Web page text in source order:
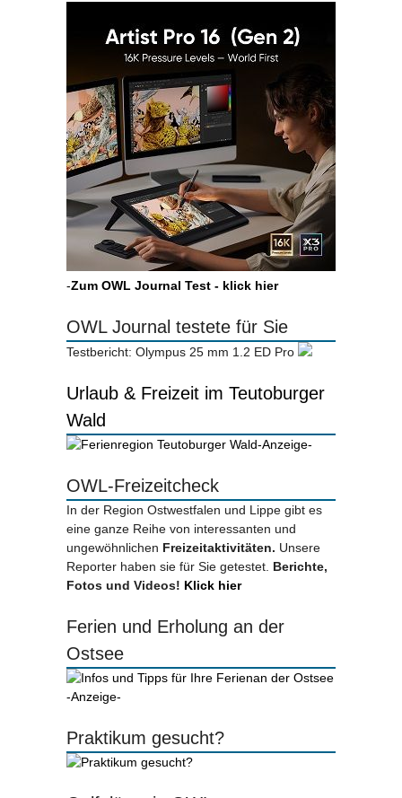
-Zum OWL Journal Test - klick hier
OWL Journal testete für Sie
Testbericht: Olympus 25 mm 1.2 ED Pro
Urlaub & Freizeit im Teutoburger
Wald
-Anzeige-
OWL-Freizeitcheck
In der Region Ostwestfalen und Lippe gibt es
eine ganze Reihe von interessanten und
ungewöhnlichen Freizeitaktivitäten. Unsere
Reporter haben sie für Sie getestet. Berichte,
Fotos und Videos! Klick hier
Ferien und Erholung an der
Ostsee
-Anzeige-
Praktikum gesucht?